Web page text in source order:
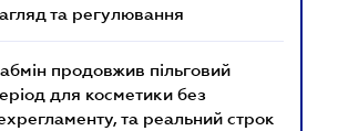
та регулювання
продовжив пільговий
для косметики без
та реальний строк